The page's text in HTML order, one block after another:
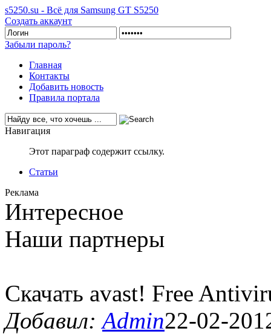
s5250.su - Всё для Samsung GT S5250
Создать аккаунт
Забыли пароль?
Главная
Контакты
Добавить новость
Правила портала
Навигация
Этот параграф содержит ссылку.
Статьи
Реклама
Интересное
Наши партнеры
Скачать avast! Free
Добавил:Admin22-02-